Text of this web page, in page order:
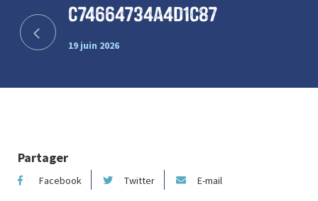
c74664734a4d1c87
19 juin 2026
Partager
Facebook Twitter E-mail